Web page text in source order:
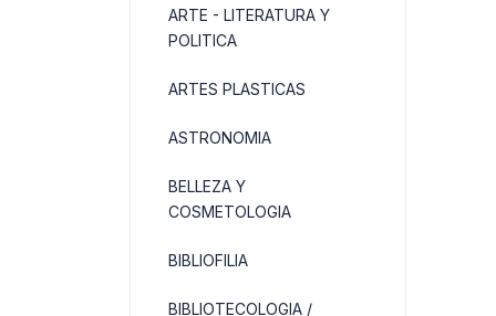
ARTE - LITERATURA Y
POLITICA
ARTES PLASTICAS
ASTRONOMIA
BELLEZA Y
COSMETOLOGIA
BIBLIOFILIA
BIBLIOTECOLOGIA /